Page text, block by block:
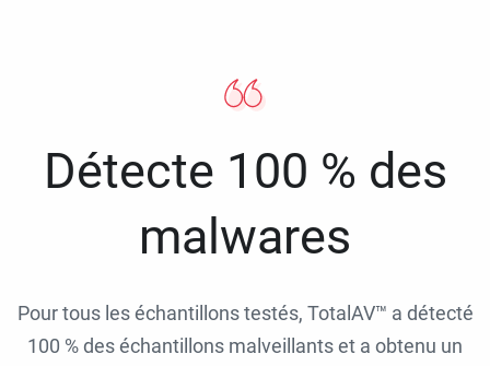
Détecte 100 % des
malwares
Pour tous les échantillons testés, TotalAV™ a détecté
100 % des échantillons malveillants et a obtenu un